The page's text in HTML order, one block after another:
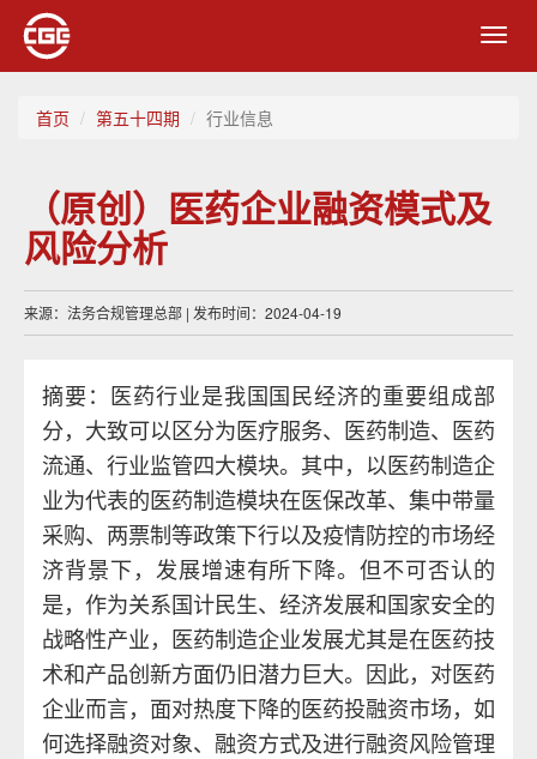
首页 第五十四期 行业信息
（原创）医药企业融资模式及
风险分析
来源：法务合规管理总部 | 发布时间：2024-04-19
摘要：医药行业是我国国民经济的重要组成部
分，大致可以区分为医疗服务、医药制造、医药
流通、行业监管四大模块。其中，以医药制造企
业为代表的医药制造模块在医保改革、集中带量
采购、两票制等政策下行以及疫情防控的市场经
济背景下，发展增速有所下降。但不可否认的
是，作为关系国计民生、经济发展和国家安全的
战略性产业，医药制造企业发展尤其是在医药技
术和产品创新方面仍旧潜力巨大。因此，对医药
企业而言，面对热度下降的医药投融资市场，如
何选择融资对象、融资方式及进行融资风险管理